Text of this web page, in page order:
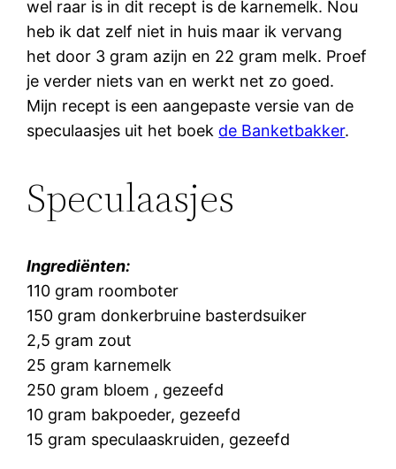
wel raar is in dit recept is de karnemelk. Nou
heb ik dat zelf niet in huis maar ik vervang
het door 3 gram azijn en 22 gram melk. Proef
je verder niets van en werkt net zo goed.
Mijn recept is een aangepaste versie van de
speculaasjes uit het boek de Banketbakker.
Speculaasjes
Ingrediënten:
110 gram roomboter
150 gram donkerbruine basterdsuiker
2,5 gram zout
25 gram karnemelk
250 gram bloem , gezeefd
10 gram bakpoeder, gezeefd
15 gram speculaaskruiden, gezeefd